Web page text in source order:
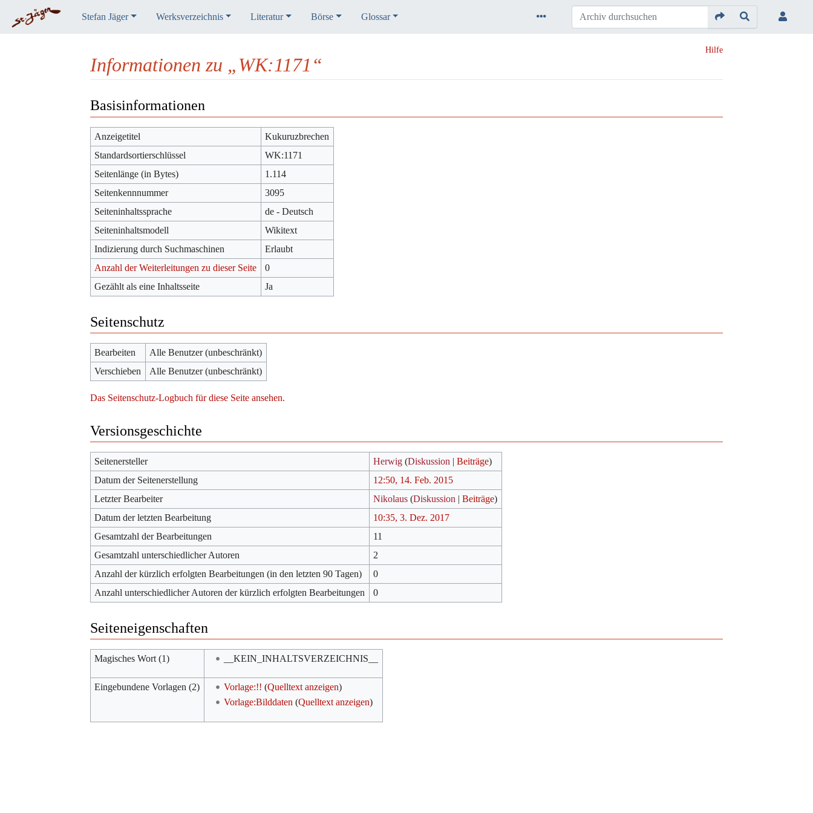
Stefan Jäger Werksverzeichnis Literatur Börse Glossar
Hilfe
Informationen zu „WK:1171“
Basisinformationen
Anzeigetitel
Kukuruzbrechen
Standardsortierschlüssel
WK:1171
Seitenlänge (in Bytes)
1.114
Seitenkennnummer
3095
Seiteninhaltssprache
de - Deutsch
Seiteninhaltsmodell
Wikitext
Indizierung durch Suchmaschinen
Erlaubt
Anzahl der Weiterleitungen zu dieser Seite
0
Gezählt als eine Inhaltsseite
Ja
Seitenschutz
Bearbeiten
Alle Benutzer (unbeschränkt)
Verschieben
Alle Benutzer (unbeschränkt)
Das Seitenschutz-Logbuch für diese Seite ansehen.
Versionsgeschichte
Seitenersteller Herwig (Diskussion |Beiträge)
Datum der Seitenerstellung
12:50, 14. Feb. 2015
Letzter Bearbeiter
Nikolaus (Diskussion |Beiträge)
Datum der letzten Bearbeitung
10:35, 3. Dez. 2017
Gesamtzahl der Bearbeitungen
11
Gesamtzahl unterschiedlicher Autoren
2
Anzahl der kürzlich erfolgten Bearbeitungen (in den letzten 90 Tagen)
0
Anzahl unterschiedlicher Autoren der kürzlich erfolgten Bearbeitungen
0
Seiteneigenschaften
Magisches Wort (1) __KEIN_INHALTSVERZEICHNIS__
Eingebundene Vorlagen (2) Vorlage:!! (Quelltext anzeigen)
Vorlage:Bilddaten (Quelltext anzeigen)